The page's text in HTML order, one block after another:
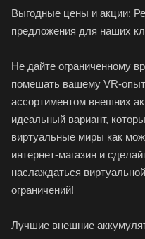
Выгодные цены и акции:
предложения для наших
Не дайте ограниченному
помешать вашему VR-
ассортиментом внешних
идеальный вариант,
виртуальные миры как
интернет-магазин и
наслаждаться
ограничений!
Лучшие внешние